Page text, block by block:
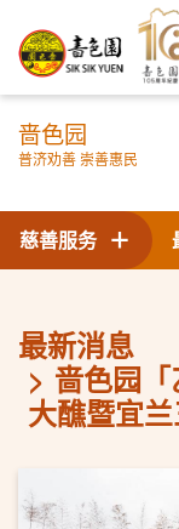
啬色园
普济劝善 崇善惠民
慈善服务
最新消息
啬色园
大醮暨宜